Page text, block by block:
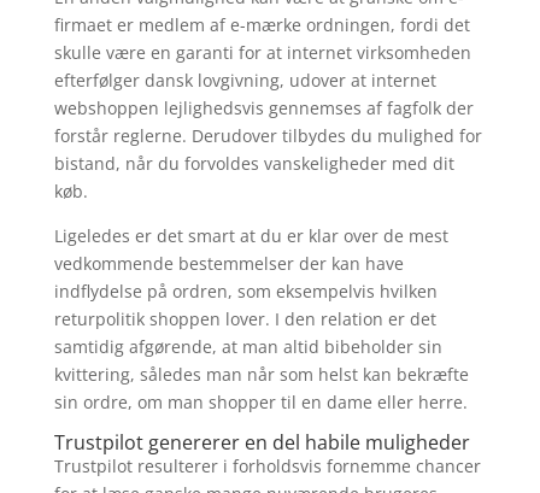
firmaet er medlem af e-mærke ordningen, fordi det
skulle være en garanti for at internet virksomheden
efterfølger dansk lovgivning, udover at internet
webshoppen lejlighedsvis gennemses af fagfolk der
forstår reglerne. Derudover tilbydes du mulighed for
bistand, når du forvoldes vanskeligheder med dit
køb.
Ligeledes er det smart at du er klar over de mest
vedkommende bestemmelser der kan have
indflydelse på ordren, som eksempelvis hvilken
returpolitik shoppen lover. I den relation er det
samtidig afgørende, at man altid bibeholder sin
kvittering, således man når som helst kan bekræfte
sin ordre, om man shopper til en dame eller herre.
Trustpilot genererer en del habile muligheder
Trustpilot resulterer i forholdsvis fornemme chancer